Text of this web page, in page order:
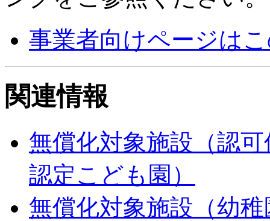
事業者向けページは
関連情報
無償化対象施設（認
認定こども園）
無償化対象施設（幼